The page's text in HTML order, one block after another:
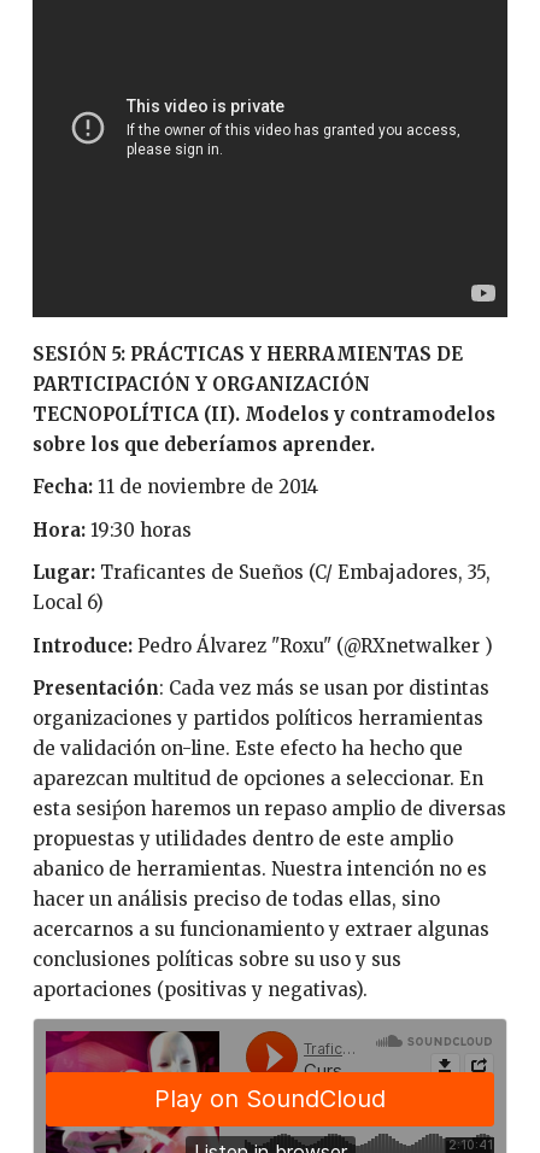
SESIÓN 5: PRÁCTICAS Y HERRAMIENTAS DE
PARTICIPACIÓN Y ORGANIZACIÓN
TECNOPOLÍTICA (II). Modelos y contramodelos
sobre los que deberíamos aprender.
Fecha:11 de noviembre de 2014
Hora:19:30 horas
Lugar:Traficantes de Sueños (C/ Embajadores, 35,
Local 6)
Introduce:Pedro Álvarez "Roxu" (@RXnetwalker )
Presentación: Cada vez más se usan por distintas
organizaciones y partidos políticos herramientas
de validación on-line. Este efecto ha hecho que
aparezcan multitud de opciones a seleccionar. En
esta sesiṕon haremos un repaso amplio de diversas
propuestas y utilidades dentro de este amplio
abanico de herramientas. Nuestra intención no es
hacer un análisis preciso de todas ellas, sino
acercarnos a su funcionamiento y extraer algunas
conclusiones políticas sobre su uso y sus
aportaciones (positivas y negativas).